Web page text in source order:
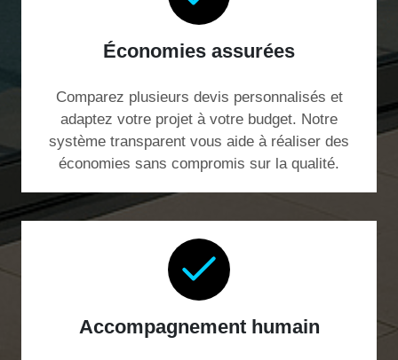
Économies assurées
Comparez plusieurs devis personnalisés et
adaptez votre projet à votre budget. Notre
système transparent vous aide à réaliser des
économies sans compromis sur la qualité.
Accompagnement humain